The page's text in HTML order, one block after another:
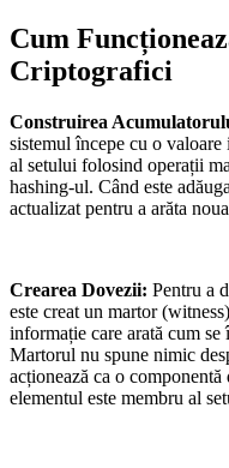
Cum
Criptografici
Construirea
sistemul începe cu o
al setului folosind operații
hashing-ul. Când este
actualizat pentru a arăta
Crearea Dovezii: Pentru a
este creat un martor
informație care arată cum
Martorul nu spune nimic
acționează ca o
elementul este membru al